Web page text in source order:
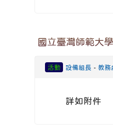
國立臺灣師範大
活動 設備組長 -教務
詳如附件 有